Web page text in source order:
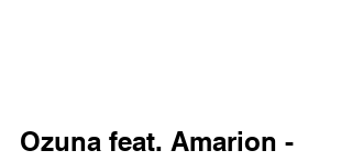
Ozuna feat. Amarion -